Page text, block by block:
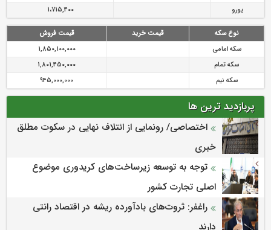
یورو
1،715,400
نوع سکه قیمت خرید
قیمت فروش
سکه امامی
1,850,100,000
سکه تمام
1,801,450,000
سکه نیم
945,000,000
پربازدید ترین ها
اختصاصی/ رونمایی از ائتلاف‌ نهایی در سکوت مطلق
خبری
توجه به توسعه زیرساخت‌های کریدوری موضوع
اصلی تجارت کشور
راغفر: ثروت‌های بادآورده ریشه در اقتصاد رانتی
دارند